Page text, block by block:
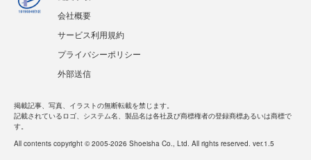
会社概要
サービス利用規約
プライバシーポリシー
外部送信
掲載記事、写真、イラストの無断転載を禁じます。
記載されているロゴ、システム名、製品名は各社及び商標権者の登録商標あるいは商標で
す。
All contents copyright © 2005-2026 Shoeisha Co., Ltd. All rights reserved. ver.1.5